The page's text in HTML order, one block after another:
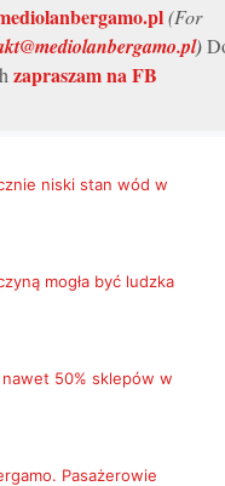
(For
)
zapraszam na FB
niski stan wód w
mogła być ludzka
50% sklepów w
Pasażerowie